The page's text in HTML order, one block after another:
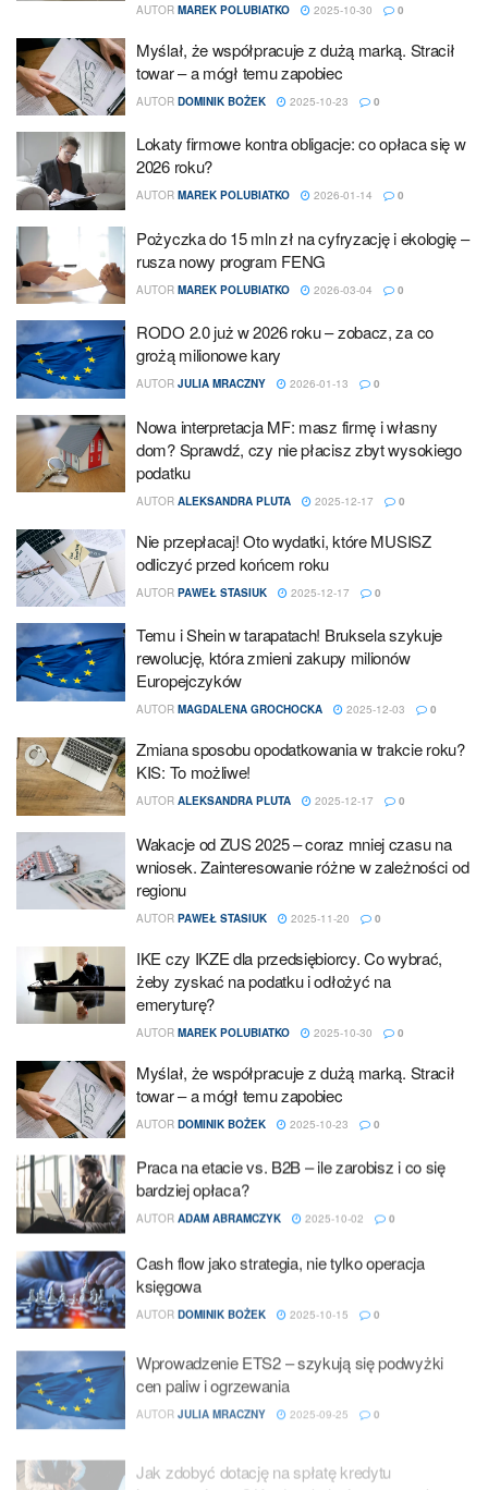
AUTOR MAREK POLUBIATKO 2025-10-30 0
Myślał, że współpracuje z dużą marką. Stracił
towar – a mógł temu zapobiec
AUTOR DOMINIK BOŻEK 2025-10-23 0
Lokaty firmowe kontra obligacje: co opłaca się w
2026 roku?
AUTOR MAREK POLUBIATKO 2026-01-14 0
Pożyczka do 15 mln zł na cyfryzację i ekologię –
rusza nowy program FENG
AUTOR MAREK POLUBIATKO 2026-03-04 0
RODO 2.0 już w 2026 roku – zobacz, za co
grożą milionowe kary
AUTOR JULIA MRACZNY 2026-01-13 0
Nowa interpretacja MF: masz firmę i własny
dom? Sprawdź, czy nie płacisz zbyt wysokiego
podatku
AUTOR ALEKSANDRA PLUTA 2025-12-17 0
Nie przepłacaj! Oto wydatki, które MUSISZ
odliczyć przed końcem roku
AUTOR PAWEŁ STASIUK 2025-12-17 0
Temu i Shein w tarapatach! Bruksela szykuje
rewolucję, która zmieni zakupy milionów
Europejczyków
AUTOR MAGDALENA GROCHOCKA 2025-12-03 0
Zmiana sposobu opodatkowania w trakcie roku?
KIS: To możliwe!
AUTOR ALEKSANDRA PLUTA 2025-12-17 0
Wakacje od ZUS 2025 – coraz mniej czasu na
wniosek. Zainteresowanie różne w zależności od
regionu
AUTOR PAWEŁ STASIUK 2025-11-20 0
IKE czy IKZE dla przedsiębiorcy. Co wybrać,
żeby zyskać na podatku i odłożyć na
emeryturę?
AUTOR MAREK POLUBIATKO 2025-10-30 0
Myślał, że współpracuje z dużą marką. Stracił
towar – a mógł temu zapobiec
AUTOR DOMINIK BOŻEK 2025-10-23 0
Praca na etacie vs. B2B – ile zarobisz i co się
bardziej opłaca?
AUTOR ADAM ABRAMCZYK 2025-10-02 0
Cash flow jako strategia, nie tylko operacja
księgowa
AUTOR DOMINIK BOŻEK 2025-10-15 0
Wprowadzenie ETS2 – szykują się podwyżki
cen paliw i ogrzewania
AUTOR JULIA MRACZNY
inwestycyjnego? Kredyt ekologiczny w praktyce